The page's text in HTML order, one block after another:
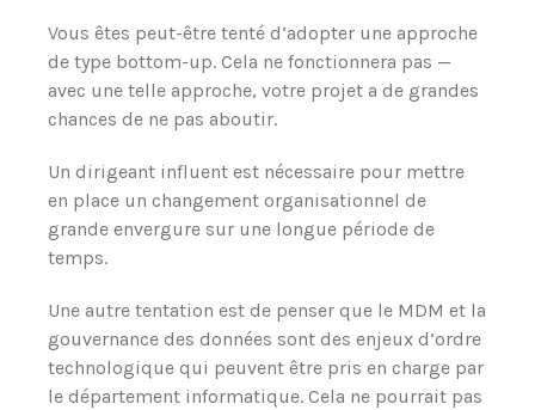
Vous êtes peut-être tenté d‘adopter une approche
de type bottom-up. Cela ne fonctionnera pas —
avec une telle approche, votre projet a de grandes
chances de ne pas aboutir.
Un dirigeant influent est nécessaire pour mettre
en place un changement organisationnel de
grande envergure sur une longue période de
temps.
Une autre tentation est de penser que le MDM et la
gouvernance des données sont des enjeux d’ordre
technologique qui peuvent être pris en charge par
le département informatique. Cela ne pourrait pas